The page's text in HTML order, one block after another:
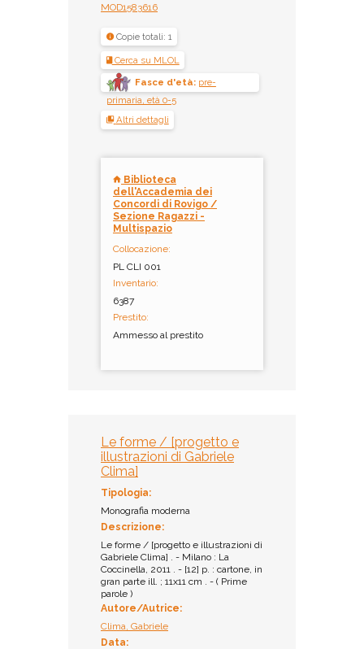
MOD1583616
Copie totali: 1
Cerca su MLOL
Fasce d'età: pre-
primaria, età 0-5
Altri dettagli
Biblioteca
dell'Accademia dei
Concordi di Rovigo /
Sezione Ragazzi -
Multispazio
Collocazione:
PL CLI 001
Inventario:
6387
Prestito:
Ammesso al prestito
Le forme / [progetto e
illustrazioni di Gabriele
Clima]
Tipologia:
Monografia moderna
Descrizione:
Le forme / [progetto e illustrazioni di
Gabriele Clima] . - Milano : La
Coccinella, 2011 . - [12] p. : cartone, in
gran parte ill. ; 11x11 cm . - ( Prime
parole )
Autore/Autrice:
Clima, Gabriele
Data: